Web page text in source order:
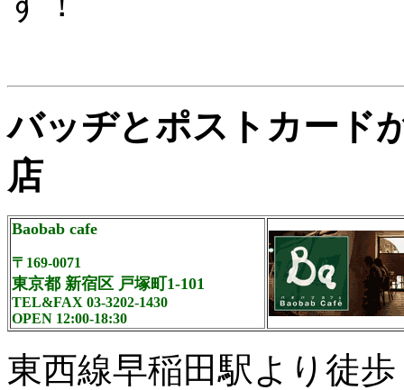
バッヂとポストカード
店
Baobab cafe
〒169-0071
東京都 新宿区 戸塚町1-101
TEL&FAX 03-3202-1430
OPEN 12:00-18:30
東西線早稲田駅より徒